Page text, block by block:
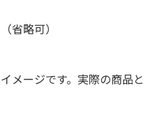
省略可）
メージです。実際の商品と